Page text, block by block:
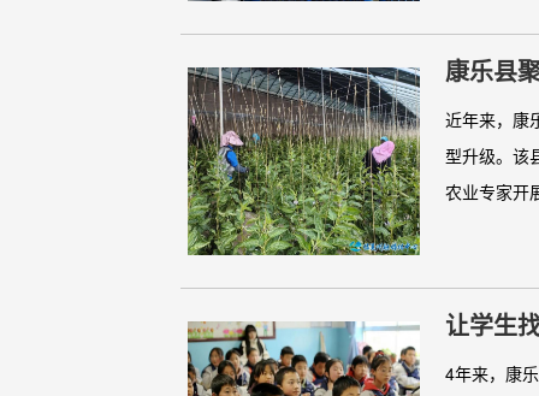
康乐县
近年来，康
型升级。该
农业专家开
让学生
4年来，康